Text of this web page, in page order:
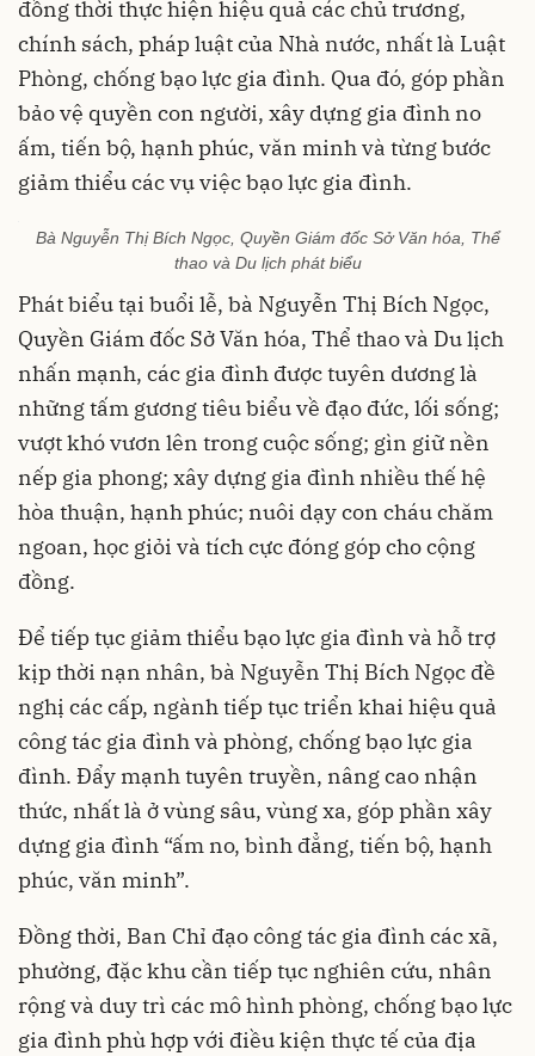
đồng thời thực hiện hiệu quả các chủ trương,
chính sách, pháp luật của Nhà nước, nhất là Luật
Phòng, chống bạo lực gia đình. Qua đó, góp phần
bảo vệ quyền con người, xây dựng gia đình no
ấm, tiến bộ, hạnh phúc, văn minh và từng bước
giảm thiểu các vụ việc bạo lực gia đình.
Bà Nguyễn Thị Bích Ngọc, Quyền Giám đốc Sở Văn hóa, Thể
thao và Du lịch phát biểu
Phát biểu tại buổi lễ, bà Nguyễn Thị Bích Ngọc,
Quyền Giám đốc Sở Văn hóa, Thể thao và Du lịch
nhấn mạnh, các gia đình được tuyên dương là
những tấm gương tiêu biểu về đạo đức, lối sống;
vượt khó vươn lên trong cuộc sống; gìn giữ nền
nếp gia phong; xây dựng gia đình nhiều thế hệ
hòa thuận, hạnh phúc; nuôi dạy con cháu chăm
ngoan, học giỏi và tích cực đóng góp cho cộng
đồng.
Để tiếp tục giảm thiểu bạo lực gia đình và hỗ trợ
kịp thời nạn nhân, bà Nguyễn Thị Bích Ngọc đề
nghị các cấp, ngành tiếp tục triển khai hiệu quả
công tác gia đình và phòng, chống bạo lực gia
đình. Đẩy mạnh tuyên truyền, nâng cao nhận
thức, nhất là ở vùng sâu, vùng xa, góp phần xây
dựng gia đình “ấm no, bình đẳng, tiến bộ, hạnh
phúc, văn minh”.
Đồng thời, Ban Chỉ đạo công tác gia đình các xã,
phường, đặc khu cần tiếp tục nghiên cứu, nhân
rộng và duy trì các mô hình phòng, chống bạo lực
gia đình phù hợp với điều kiện thực tế của địa